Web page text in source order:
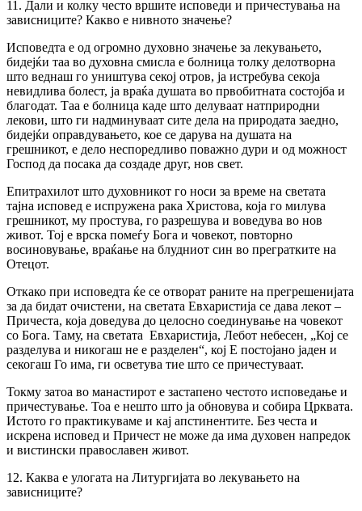
11. Дали и колку често вршите исповеди и причестувања на
зависниците? Какво е нивното значење?
Исповедта е од огромно духовно значење за лекувањето,
бидејќи таа во духовна смисла е болница толку делотворна
што веднаш го уништува секој отров, ја истребува секоја
невидлива болест, ја враќа душата во првобитната состојба и
благодат. Таа е болница каде што делуваат натприродни
лекови, што ги надминуваат сите дела на природата заедно,
бидејќи оправдувањето, кое се дарува на душата на
грешникот, е дело неспоредливо поважно дури и од можност
Господ да посака да создаде друг, нов свет.
Епитрахилот што духовникот го носи за време на светата
тајна исповед е испружена рака Христова, која го милува
грешникот, му простува, го разрешува и воведува во нов
живот. Тој е врска помеѓу Бога и човекот, повторно
восиновување, враќање на блудниот син во прегратките на
Отецот.
Откако при исповедта ќе се отворат раните на прегрешенијата
за да бидат очистени, на светата Евхаристија се дава лекот –
Причеста, која доведува до целосно соединување на човекот
со Бога. Таму, на светата Евхаристија, Лебот небесен, „Кој се
разделува и никогаш не е разделен“, кој Е постојано јаден и
секогаш Го има, ги осветува тие што се причестуваат.
Токму затоа во манастирот е застапено честото исповедање и
причестување. Тоа е нешто што ја обновува и собира Црквата.
Истото го практикуваме и кај апстинентите. Без честа и
искрена исповед и Причест не може да има духовен напредок
и вистински православен живот.
12. Каква е улогата на Литургијата во лекувањето на
зависниците?